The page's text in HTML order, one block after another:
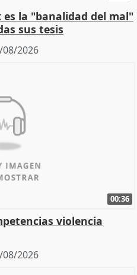
la "banalidad del mal"
sus tesis
08/2026
00:36
violencia
08/2026